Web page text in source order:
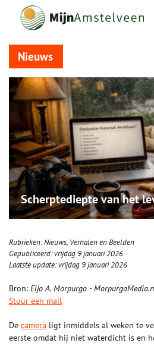
Nieuws
Scherptediepte van het
Rubrieken:Nieuws, Verhalen en Beelden
Gepubliceerd:vrijdag 9 januari 2026
Laatste update:vrijdag 9 januari 2026
Bron: Eljo A. Morpurgo -
Stuur een mail
De camera ligt inmiddels al weken te
eerste omdat hij niet waterdicht is en